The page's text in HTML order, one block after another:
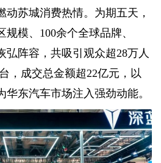
动苏城消费热情。为期五天，
模、100余个全球品牌、
弘阵容，共吸引观众超28万人
，成交总金额超22亿元，以
东汽车市场注入强劲动能。